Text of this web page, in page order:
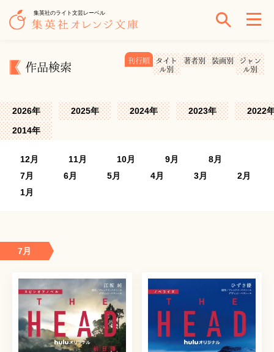
集英社のライト文芸レーベル
作品検索
刊行順
タイト
ル別
著者別 装画別
ジャン
ル別
2026年 2025年 2024年 2023年
2022
2014年
12月 11月 10月 9月
8月
7月
6月 5月 4月 3月
2月
1月
7月